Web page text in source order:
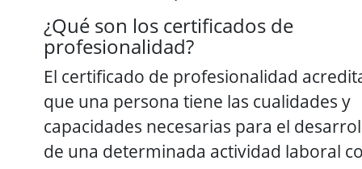
¿Qué son los certificados de
profesionalidad?
El certificado de profesionalidad
que una persona tiene las cualidades y
capacidades necesarias para el
de una determinada actividad laboral